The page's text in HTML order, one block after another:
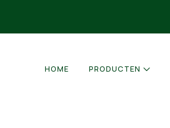
HOME PRODUCTEN